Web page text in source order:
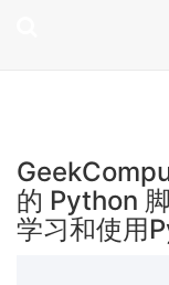
的 Python
学习和使用